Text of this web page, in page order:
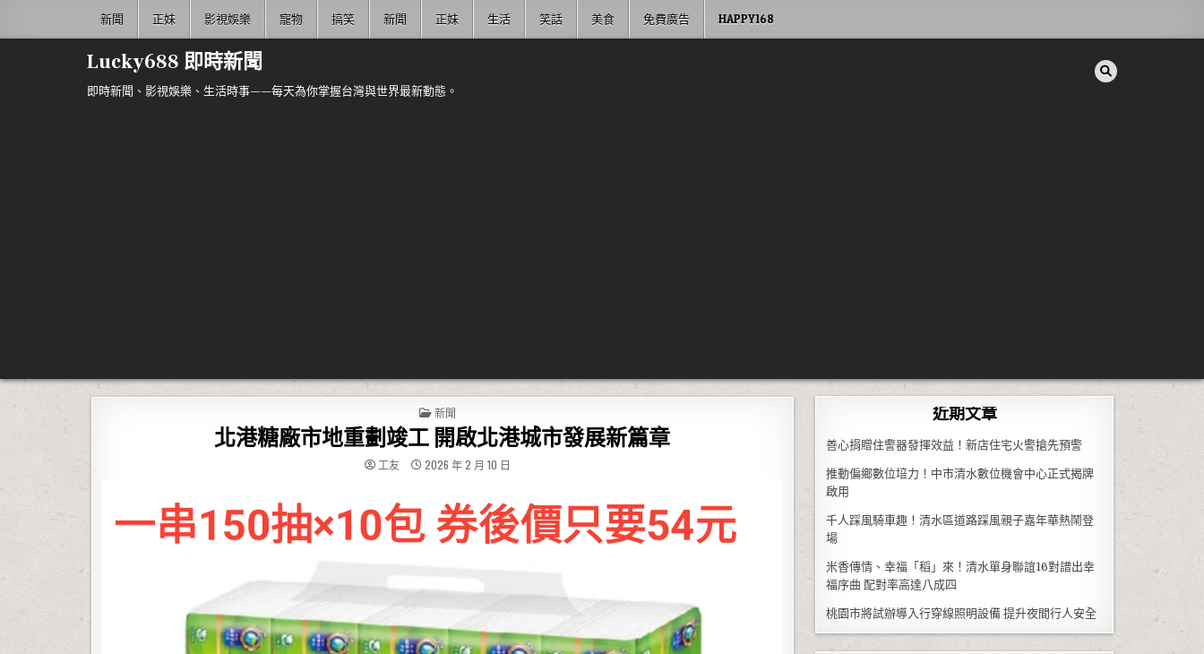
新聞 正妹 影視娛樂 寵物 搞笑 新聞 正妹 生活 笑話 美食 免費廣告 HAPPY168
Lucky688 即時新聞
即時新聞、影視娛樂、生活時事——每天為你掌握台灣與世界最新動態。
POSTED IN
新聞
北港糖廠市地重劃竣工 開啟北港城市發展新篇章
工友 2026 年 2 月 10 日
近期文章
善心捐贈住警器發揮效益！新店住宅火警搶先預警
推動偏鄉數位培力！中市清水數位機會中心正式揭牌
啟用
千人踩風騎車趣！清水區道路踩風親子嘉年華熱鬧登
場
米香傳情、幸福「稻」來！清水單身聯誼16對譜出幸
福序曲 配對率高達八成四
桃園市將試辦導入行穿線照明設備 提升夜間行人安全